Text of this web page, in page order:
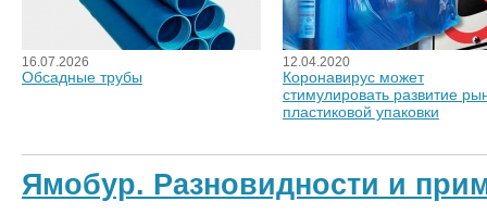
16.07.2026
Обсадные трубы
12.04.2020
Коронавирус может
стимулировать развитие
пластиковой упаковки
Ямобур. Разновидности и